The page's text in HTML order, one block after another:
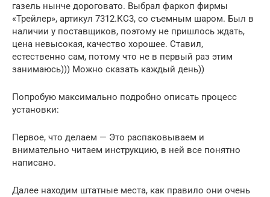
газель нынче дороговато. Выбрал фаркоп фирмы
«Трейлер», артикул 7312.КС3, со съемным шаром. Был в
наличии у поставщиков, поэтому не пришлось ждать,
цена невысокая, качество хорошее. Ставил,
естественно сам, потому что не в первый раз этим
занимаюсь))) Можно сказать каждый день))
Попробую максимально подробно описать процесс
установки:
Первое, что делаем — Это распаковываем и
внимательно читаем инструкцию, в ней все понятно
написано.
Далее находим штатные места, как правило они очень